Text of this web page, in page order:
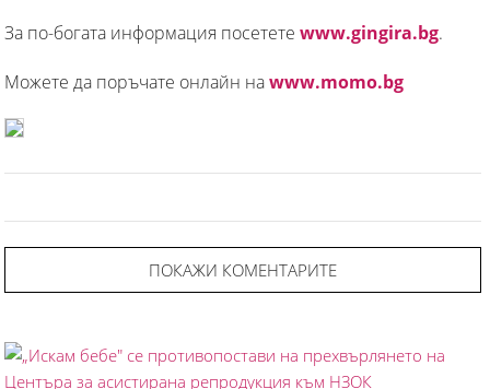
За по-богата информация посетете www.gingira.bg.
Можете да поръчате онлайн наwww.momo.bg
ПОКАЖИ КОМЕНТАРИТЕ